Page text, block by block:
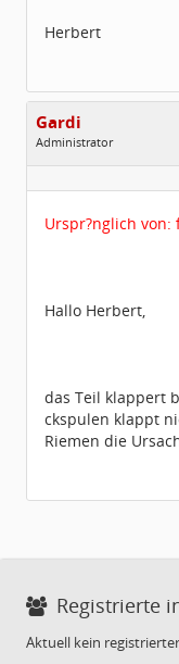
Herbert
Gardi
Administrator
Geschlecht:
Homepage:
Gardi.de
Dabei seit:
11 / 2005
Urspr?nglich von:
Hallo Herbert,
das Teil klappert
ckspulen klappt
Riemen die
Registrierte
Aktuell kein